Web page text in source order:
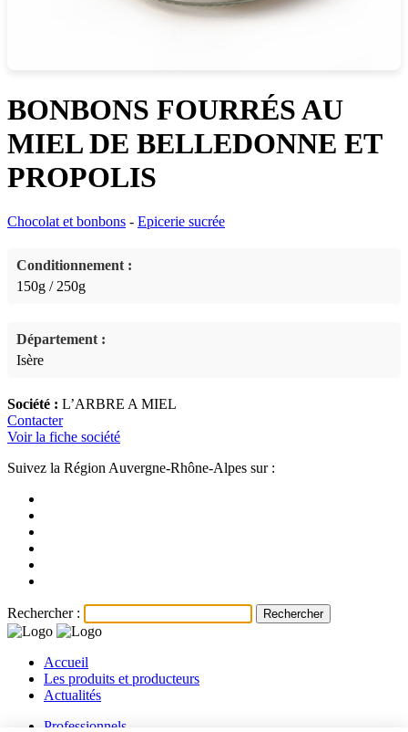
BONBONS FOURRÉS AU
MIEL DE BELLEDONNE ET
PROPOLIS
Chocolat et bonbons - Epicerie sucrée
Conditionnement :
150g / 250g
Département :
Isère
Société : L’ARBRE A MIEL
Contacter
Voir la fiche société
Suivez la Région Auvergne-Rhône-Alpes sur :
Rechercher :
Accueil
Les produits et producteurs
Actualités
Professionnels